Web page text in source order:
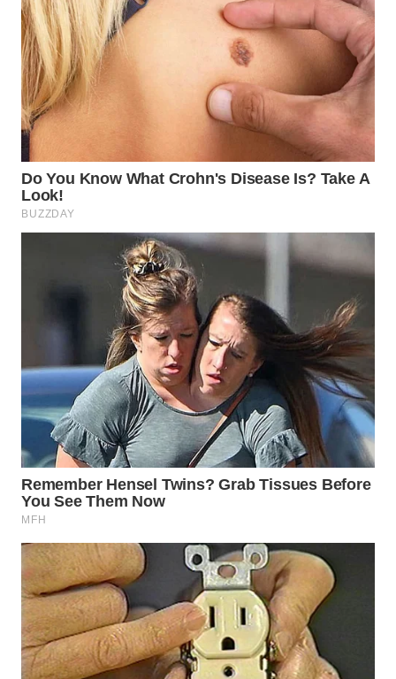
TAPANULI
TENGAH
WN DELI
SERDANG
TEBING
TINGGI
WN
BEKASI
WN
BOGOR
WN
DEPOK
WN
TAPANULI
UTARA
WN
SAMOSIR